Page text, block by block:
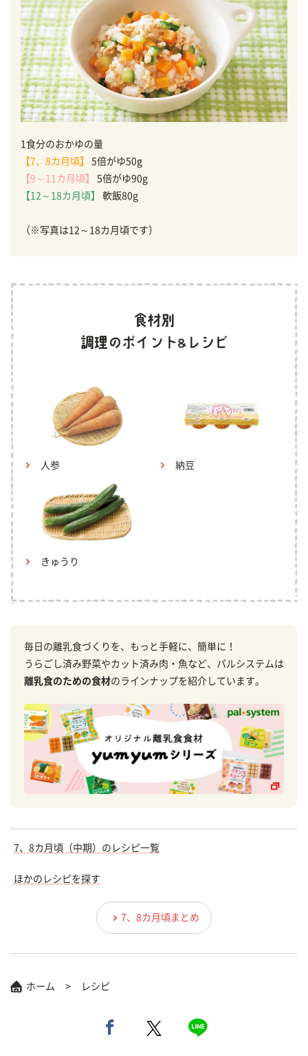
1食分のおかゆの量
【7、8カ月頃】
5倍がゆ50g
【9～11カ月頃】
5倍がゆ90g
【12～18カ月頃】
軟飯80g
（※写真は12～18カ月頃です）
人参 納豆
きゅうり
毎日の離乳食づくりを、もっと手軽に、簡単に！
うらごし済み野菜やカット済み肉・魚など、パルシステムは
離乳食のための食材のラインナップを紹介しています。
7、8カ月頃（中期）のレシピ一覧
ほかのレシピを探す
7、8カ月頃まとめ
ホーム レシピ